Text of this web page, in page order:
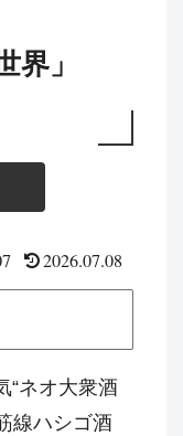
」
2026.07.08
“ネオ大衆酒
線ハシゴ酒